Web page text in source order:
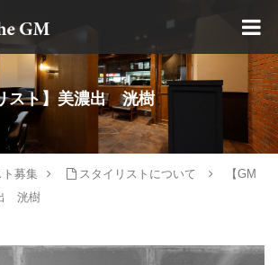
髪屋
スト】美濃出 洸樹
募集 スタイリストについて
【GM
洸樹